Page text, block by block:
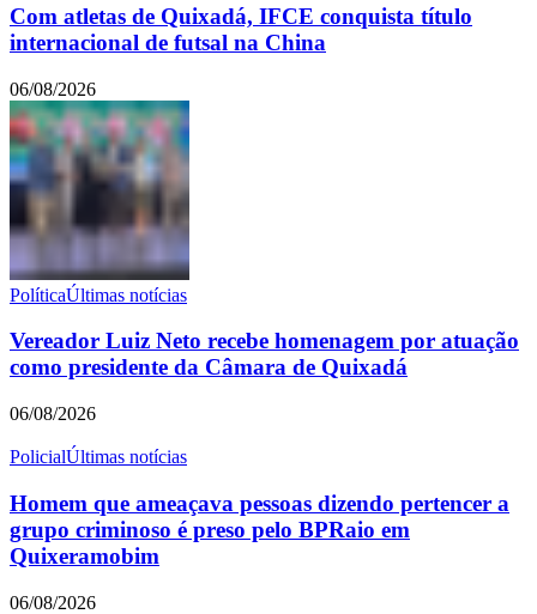
Com atletas de Quixadá, IFCE conquista título
internacional de futsal na China
06/08/2026
PolíticaÚltimas notícias
Vereador Luiz Neto recebe homenagem por atuação
como presidente da Câmara de Quixadá
06/08/2026
PolicialÚltimas notícias
Homem que ameaçava pessoas dizendo pertencer a
grupo criminoso é preso pelo BPRaio em
Quixeramobim
06/08/2026